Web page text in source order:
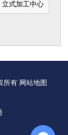
立式加工中心
所有 网站地图